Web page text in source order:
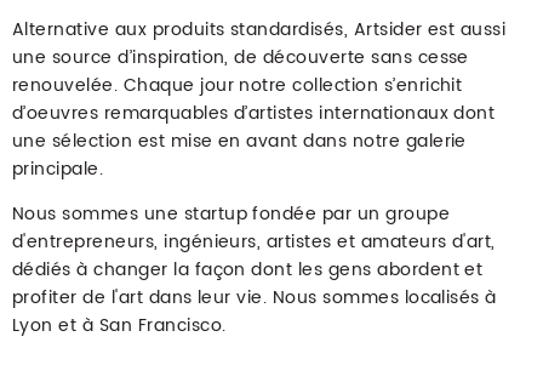
Alternative aux produits standardisés, Artsider est aussi
une source d’inspiration, de découverte sans cesse
renouvelée. Chaque jour notre collection s’enrichit
d’oeuvres remarquables d’artistes internationaux dont
une sélection est mise en avant dans notre galerie
principale.
Nous sommes une startup fondée par un groupe
d'entrepreneurs, ingénieurs, artistes et amateurs d'art,
dédiés à changer la façon dont les gens abordent et
profiter de l'art dans leur vie. Nous sommes localisés à
Lyon et à San Francisco.